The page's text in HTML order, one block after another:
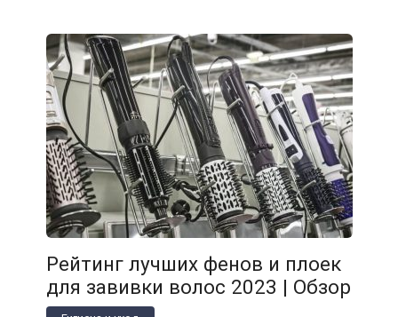
Рейтинг лучших фенов и плоек
для завивки волос 2023 | Обзор